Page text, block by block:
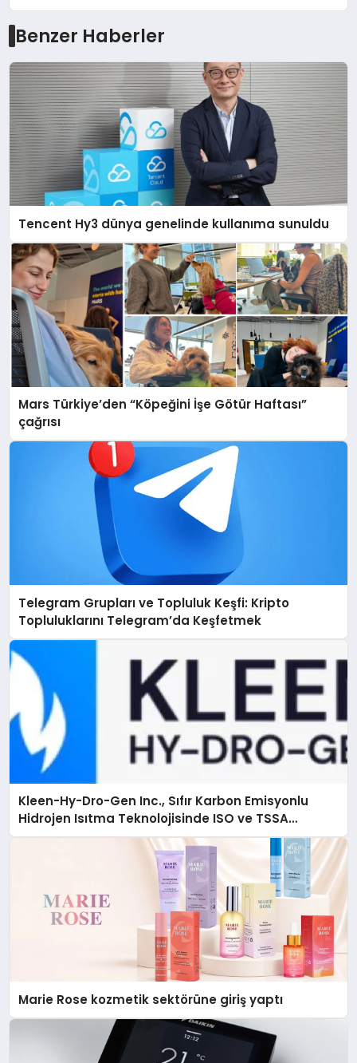
Benzer Haberler
Tencent Hy3 dünya genelinde kullanıma sunuldu
Mars Türkiye’den “Köpeğini İşe Götür Haftası”
çağrısı
Telegram Grupları ve Topluluk Keşfi: Kripto
Topluluklarını Telegram’da Keşfetmek
Kleen-Hy-Dro-Gen Inc., Sıfır Karbon Emisyonlu
Hidrojen Isıtma Teknolojisinde ISO ve TSSA
Düzenleyici Onaylarını Aldı
Marie Rose kozmetik sektörüne giriş yaptı